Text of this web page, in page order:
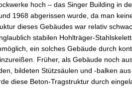
hoch – das Singer Building in
1968 abgerissen wurde, da man
dieses Gebäudes war relativ
stabilen Hohlträger-
ein solches Gebäude durch
Früher, als Gebäude noch
bildeten Stützsäulen und -balken
diese Beton-Tragstruktur durch